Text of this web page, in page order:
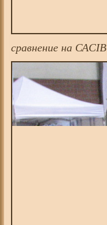
сравнение на САСIB